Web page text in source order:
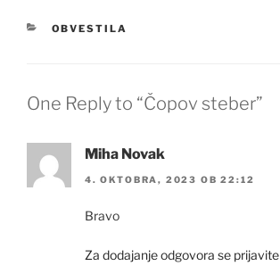
KATEGORIJE
OBVESTILA
One Reply to “Čopov steber”
Miha Novak
4. OKTOBRA, 2023 OB 22:12
Bravo
Za dodajanje odgovora se prijavite